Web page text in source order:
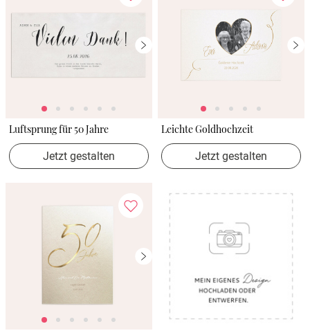
Luftsprung für 50 Jahre
Jetzt gestalten
Leichte Goldhochzeit
Jetzt gestalten